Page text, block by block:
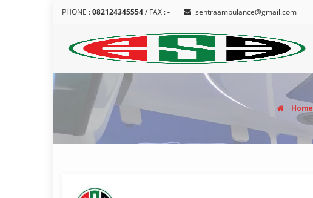
PHONE :082124345554/ FAX :- sentraambulance@gmail.com
Home